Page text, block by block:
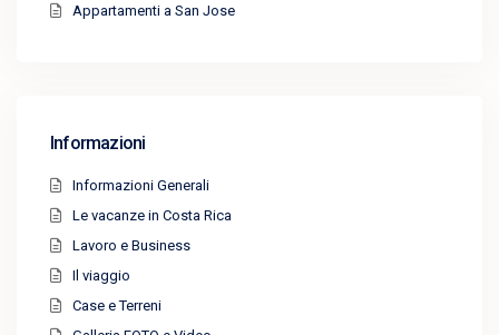
Appartamenti a San Jose
Informazioni
Informazioni Generali
Le vacanze in Costa Rica
Lavoro e Business
Il viaggio
Case e Terreni